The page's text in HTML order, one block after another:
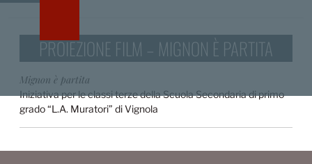
PROIEZIONE FILM – MIGNON È PARTITA
Mignon è partita
Iniziativa per le classi terze della Scuola Secondaria di primo
grado “L.A. Muratori” di Vignola